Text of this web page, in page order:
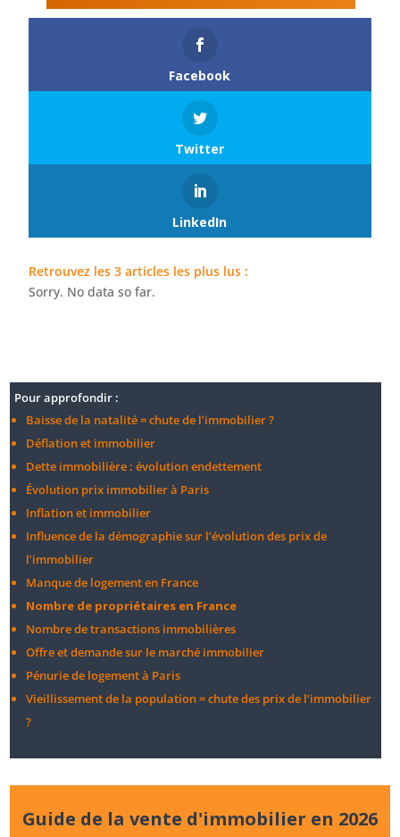
Facebook
Twitter
LinkedIn
Retrouvez les 3 articles les plus lus :
Sorry. No data so far.
Pour approfondir :
Baisse de la natalité = chute de l’immobilier ?
Déflation et immobilier
Dette immobilière : évolution endettement
Évolution prix immobilier à Paris
Inflation et immobilier
Influence de la démographie sur l’évolution des prix de
l’immobilier
Manque de logement en France
Nombre de propriétaires en France
Nombre de transactions immobilières
Offre et demande sur le marché immobilier
Pénurie de logement à Paris
Vieillissement de la population = chute des prix de l’immobilier
?
Guide de la vente d'immobilier en 2026